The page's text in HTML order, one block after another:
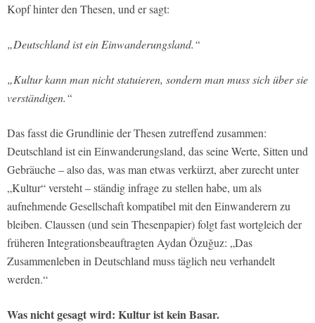
Kopf hinter den Thesen, und er sagt:
„Deutschland ist ein Einwanderungsland.“
„Kultur kann man nicht statuieren, sondern man muss sich über sie
verständigen.“
Das fasst die Grundlinie der Thesen zutreffend zusammen:
Deutschland ist ein Einwanderungsland, das seine Werte, Sitten und
Gebräuche – also das, was man etwas verkürzt, aber zurecht unter
„Kultur“ versteht – ständig infrage zu stellen habe, um als
aufnehmende Gesellschaft kompatibel mit den Einwanderern zu
bleiben. Claussen (und sein Thesenpapier) folgt fast wortgleich der
früheren Integrationsbeauftragten Aydan Özuğuz: „Das
Zusammenleben in Deutschland muss täglich neu verhandelt
werden.“
Was nicht gesagt wird: Kultur ist kein Basar.